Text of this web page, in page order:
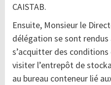
CAISTAB.
Ensuite, Monsieur le
délégation se sont
s’acquitter des
visiter l’entrepôt de
au bureau conteneur lié